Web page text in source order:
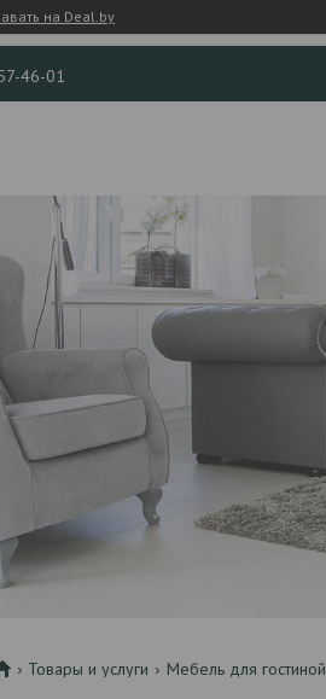
на Deal.by
46-01
Товары и услуги Мебель для гостиной